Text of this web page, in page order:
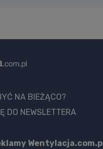
NA BIEŻĄCO?
DO NEWSLETTERA
Wentylacja.com.pl